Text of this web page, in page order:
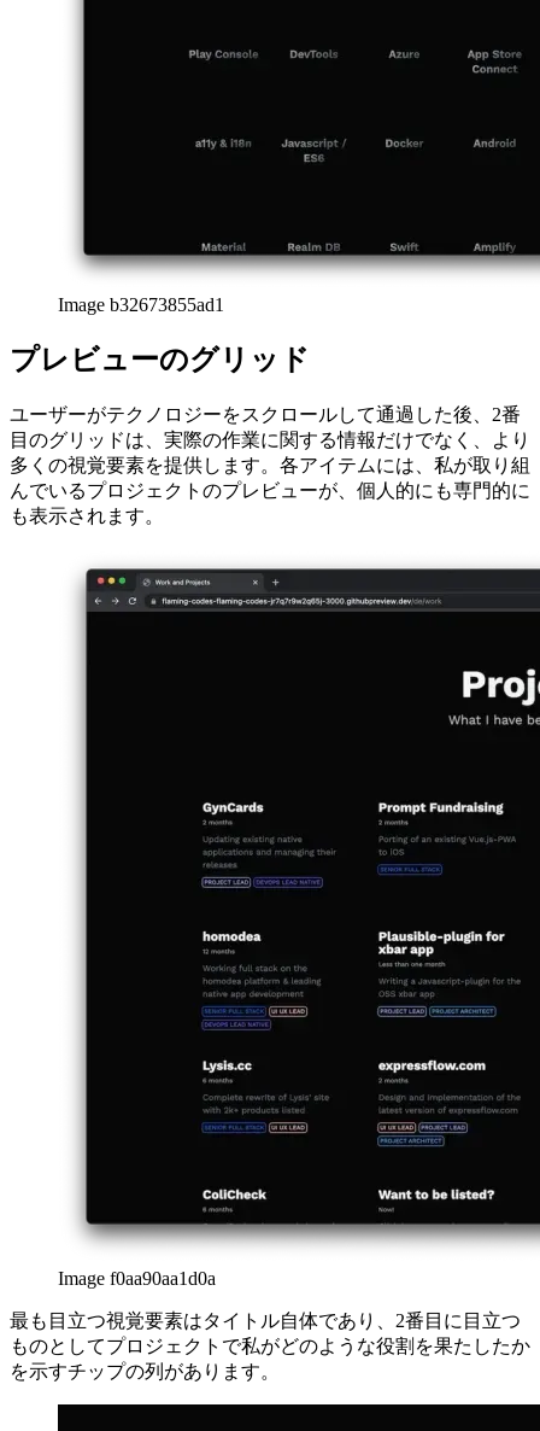
Image b32673855ad1
プレビューのグリッド
ユーザーがテクノロジーをスクロールして通過した後、2番
多くの視覚要素を提供します。各アイテムには、私が取り組
んでいるプロジェクトのプレビューが、個人的にも専門的に
Image f0aa90aa1d0a